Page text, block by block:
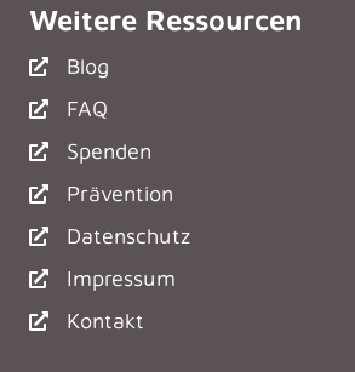
Weitere Ressourcen
Blog
FAQ
Spenden
Prävention
Datenschutz
Impressum
Kontakt